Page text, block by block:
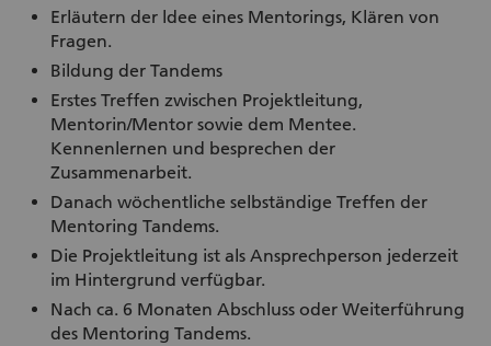
Erläutern der ldee eines Mentorings, Klären von
Fragen.
Bildung der Tandems
Erstes Treffen zwischen Projektleitung,
Mentorin/Mentor sowie dem Mentee.
Kennenlernen und besprechen der
Zusammenarbeit.
Danach wöchentliche selbständige Treffen der
Mentoring Tandems.
Die Projektleitung ist als Ansprechperson jederzeit
im Hintergrund verfügbar.
Nach ca. 6 Monaten Abschluss oder Weiterführung
des Mentoring Tandems.